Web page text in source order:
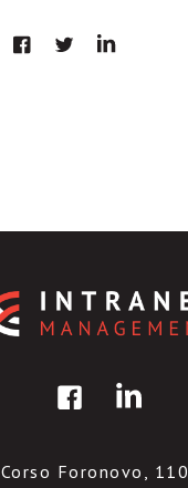
Corso Foronovo, 110